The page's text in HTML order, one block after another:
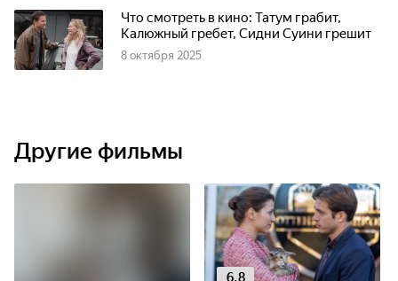
Что смотреть в кино: Татум грабит,
Калюжный гребет, Сидни Суини грешит
8 октября 2025
Другие фильмы
6.8